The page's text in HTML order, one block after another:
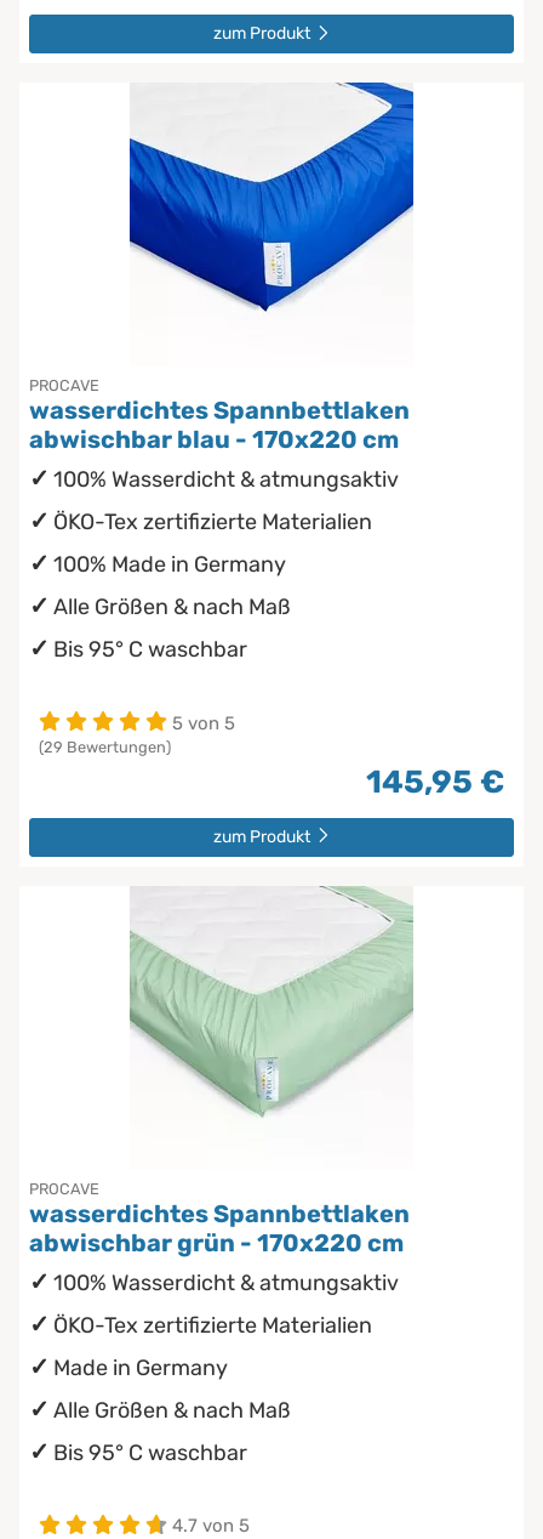
zum Produkt
PROCAVE
wasserdichtes Spannbettlaken
abwischbar blau - 170x220 cm
100% Wasserdicht & atmungsaktiv
ÖKO-Tex zertifizierte Materialien
100% Made in Germany
Alle Größen & nach Maß
Bis 95° C waschbar
5 von 5
(29 Bewertungen)
145,95 €
zum Produkt
PROCAVE
wasserdichtes Spannbettlaken
abwischbar grün - 170x220 cm
100% Wasserdicht & atmungsaktiv
ÖKO-Tex zertifizierte Materialien
Made in Germany
Alle Größen & nach Maß
Bis 95° C waschbar
4.7 von 5